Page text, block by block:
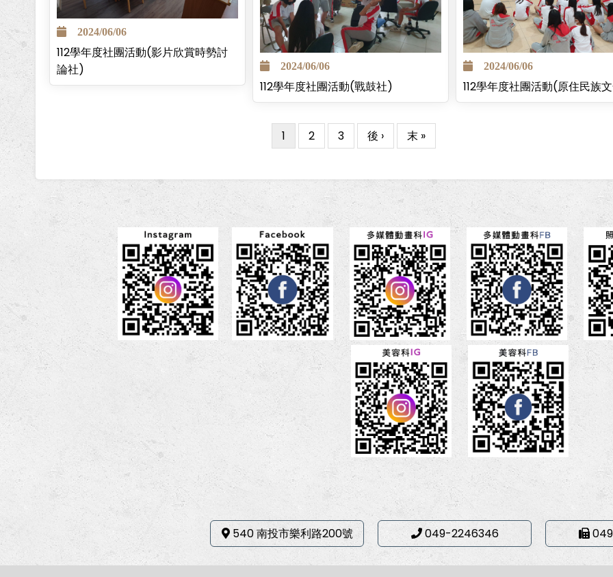
2024/06/06
112學年度社團活動(影片欣賞時勢討
論社)
2024/06/06
112學年度社團活動(戰鼓社)
2024/06/06
112學年度社團活動(原住民族
目
前
1 Page
2 Page
3
下
一
後 ›
Last
page
末 »
540 南投市樂利路200號 049-2246346